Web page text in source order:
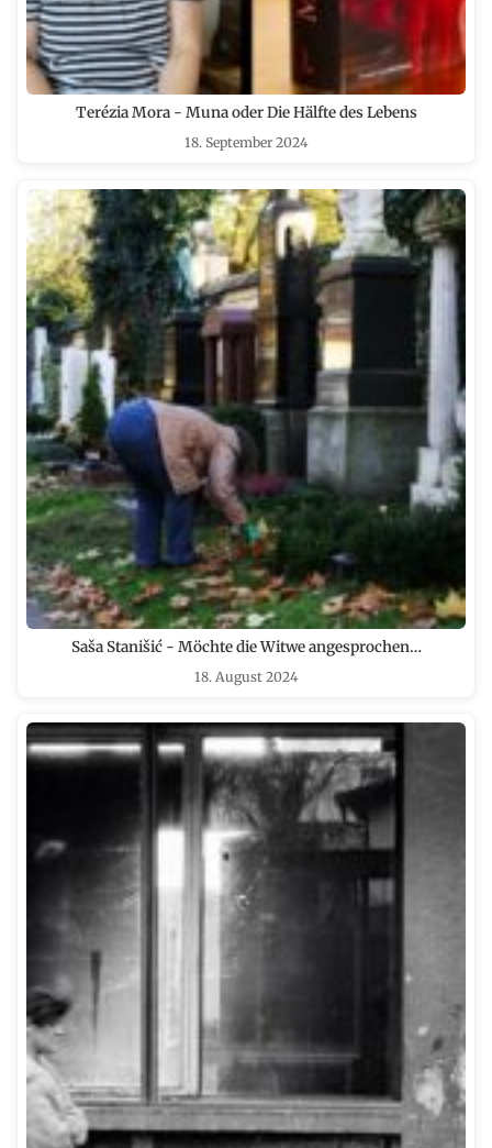
Terézia Mora - Muna oder Die Hälfte des Lebens
18. September 2024
Saša Stanišić - Möchte die Witwe angesprochen…
18. August 2024